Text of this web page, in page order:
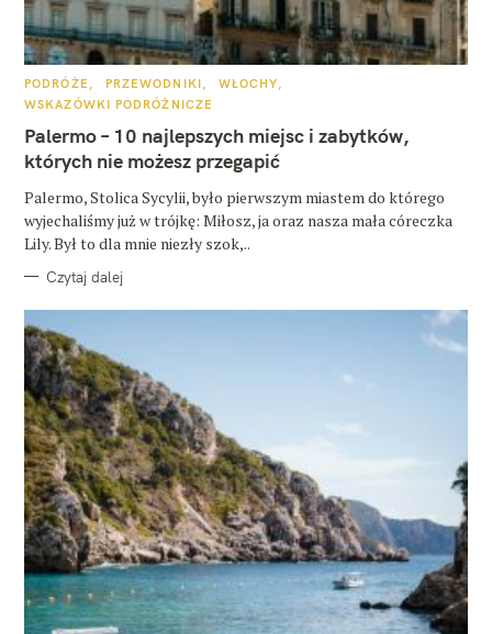
K
T
G
R
PODRÓŻE PRZEWODNIKI
WŁOCHY
WSKAZÓWKI PODRÓŻNICZE
Palermo – 10 najlepszych miejsc i zabytków,
których nie możesz przegapić
Palermo, Stolica Sycylii, było pierwszym miastem do którego
wyjechaliśmy już w trójkę: Miłosz, ja oraz nasza mała córeczka
Lily. Był to dla mnie niezły szok,..
Czytaj dalej